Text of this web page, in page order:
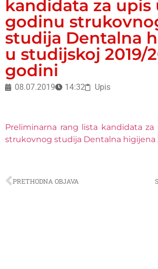
kandidata za upis
godinu
studija Dentalna
u studijskoj 2019/
godini
08.07.2019 14:32 Upis
Preliminarna rang lista kandidata
strukovnog studija Dentalna higijena
PRETHODNA OBJAVA